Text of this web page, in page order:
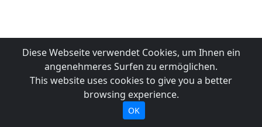
Diese Webseite verwendet Cookies, um Ihnen ein
angenehmeres Surfen zu ermöglichen.
This website uses cookies to give you a better
browsing experience.
OK